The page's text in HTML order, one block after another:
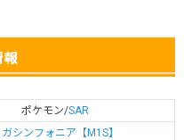
報
ポケモン/SAR
ガシンフォニア【M1S】